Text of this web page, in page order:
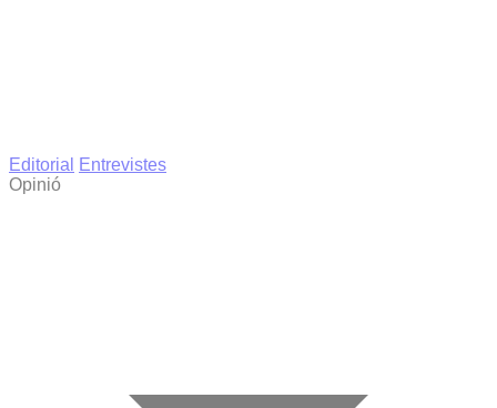
Editorial
Entrevistes
Opinió